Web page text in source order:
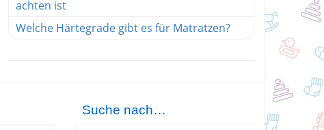
achten ist
Welche Härtegrade gibt es für Matratzen?
Suche nach…